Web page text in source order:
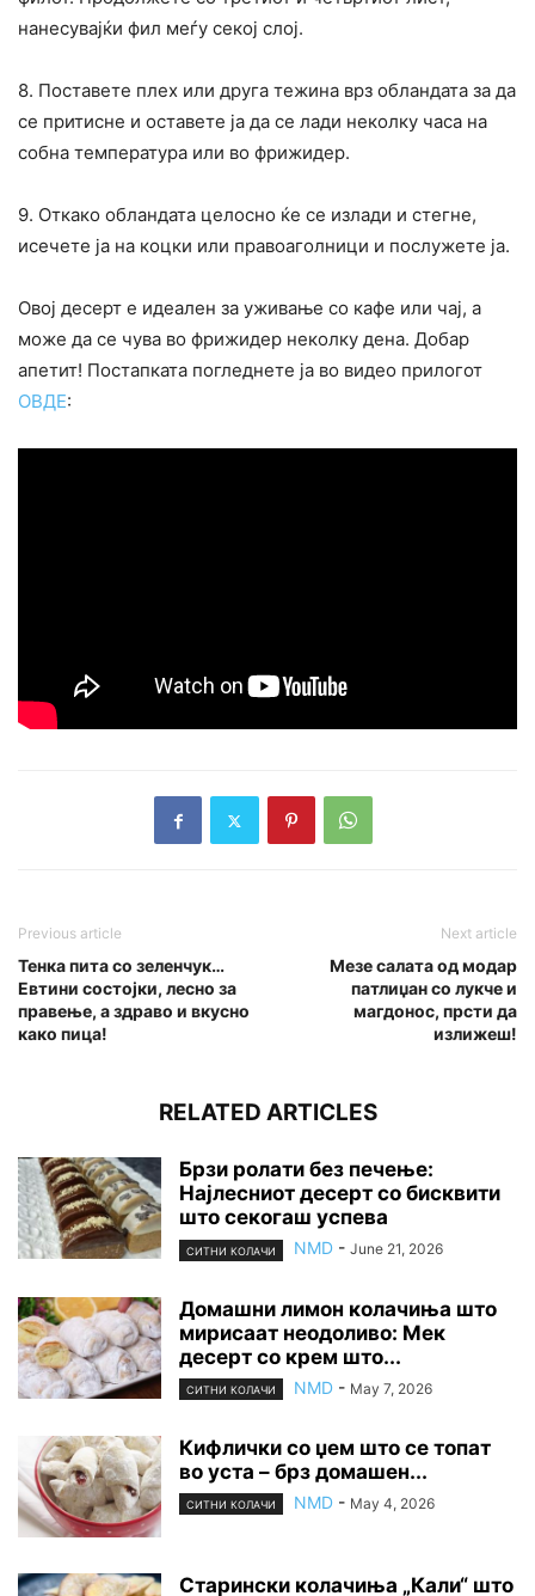
нанесувајќи фил меѓу секој слој.
8. Поставете плех или друга тежина врз обландата за да
се притисне и оставете ја да се лади неколку часа на
собна температура или во фрижидер.
9. Откако обландата целосно ќе се излади и стегне,
исечете ја на коцки или правоаголници и послужете ја.
Овој десерт е идеален за уживање со кафе или чај, а
може да се чува во фрижидер неколку дена. Добар
апетит! Постапката погледнете ја во видео прилогот
ОВДЕ:
Previous article
Тенка пита со зеленчук…
Евтини состојки, лесно за
правење, а здраво и вкусно
како пица!
Next article
Мезе салата од модар
патлиџан со лукче и
магдонос, прсти да
излижеш!
RELATED ARTICLES
Брзи ролати без печење:
Најлесниот десерт со бисквити
што секогаш успева
СИТНИ КОЛАЧИ NMD - June 21, 2026
Домашни лимон колачиња што
мирисаат неодоливо: Мек
десерт со крем што...
СИТНИ КОЛАЧИ NMD - May 7, 2026
Кифлички со џем што се топат
во уста – брз домашен...
СИТНИ КОЛАЧИ NMD - May 4, 2026
Старински колачиња „Кали“ што